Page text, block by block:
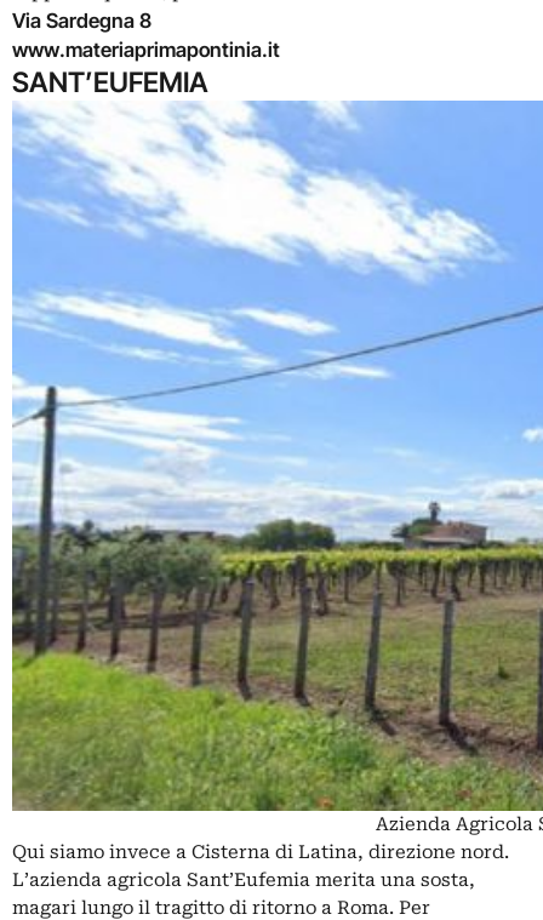
Via Sardegna 8
www.materiaprimapontinia.it
SANT’EUFEMIA
Azienda Agricola
Qui siamo invece a Cisterna di Latina, direzione nord.
L’azienda agricola Sant’Eufemia merita una sosta,
magari lungo il tragitto di ritorno a Roma. Per